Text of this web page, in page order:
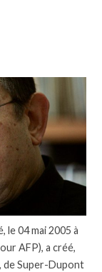
04 mai 2005 à
AFP), a créé,
de Super-Dupont